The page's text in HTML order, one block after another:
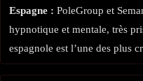
Espagne : PoleGroup et
hypnotique et mentale, très
espagnole est l’une des plus